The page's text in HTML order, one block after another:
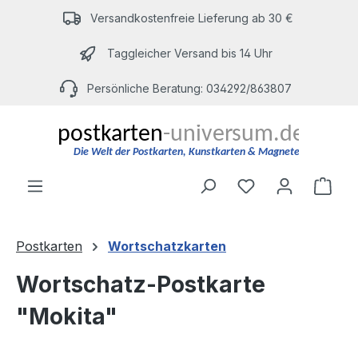
Zum Hauptinhalt springenVersandkostenfreie Lieferung ab 30 €
Taggleicher Versand bis 14 Uhr
Persönliche Beratung: 034292/863807
Du hast 0
Postkarten Wortschatzkarten
Wortschatz-Postkarte
"Mokita"